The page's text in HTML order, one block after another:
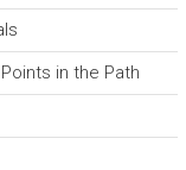
in the Path